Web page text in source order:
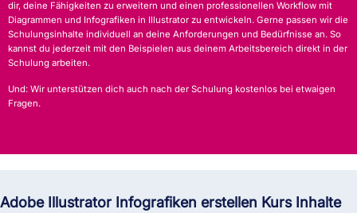
dir, deine Fähigkeiten zu erweitern und einen professionellen Workflow mit
Diagrammen und Infografiken in Illustrator zu entwickeln. Gerne passen wir die
Schulungsinhalte individuell an deine Anforderungen und Bedürfnisse an. So
kannst du jederzeit mit den Beispielen aus deinem Arbeitsbereich direkt in der
Schulung arbeiten.
Und: Wir unterstützen dich auch nach der Schulung kostenlos bei etwaigen
Fragen.
Adobe Illustrator Infografiken erstellen Kurs Inhalte